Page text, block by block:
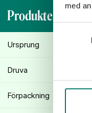
med
Produkter (
Ursprung
Druva
Förpackning